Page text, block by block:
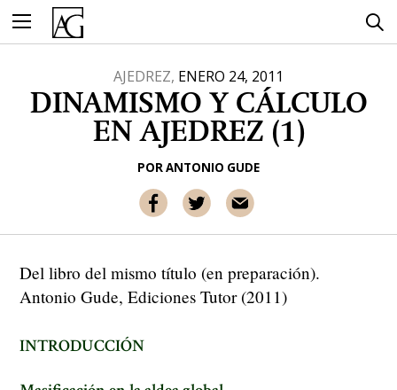
contenido
AJEDREZ, ENERO 24, 2011
DINAMISMO Y CÁLCULO
EN AJEDREZ (1)
PORANTONIO GUDE
Del libro del mismo título (en preparación).
Antonio Gude, Ediciones Tutor (2011)
INTRODUCCIÓN